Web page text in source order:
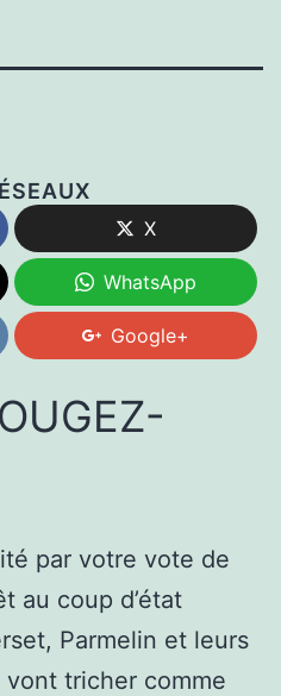
X
WhatsApp
Google+
par votre vote de
au coup d’état
Parmelin et leurs
tricher comme